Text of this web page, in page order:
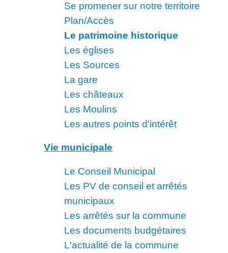
Se promener sur notre territoire
Plan/Accès
Le patrimoine historique
Les églises
Les Sources
La gare
Les châteaux
Les Moulins
Les autres points d'intérêt
Vie municipale
Le Conseil Municipal
Les PV de conseil et arrêtés
municipaux
Les arrêtés sur la commune
Les documents budgétaires
L'actualité de la commune